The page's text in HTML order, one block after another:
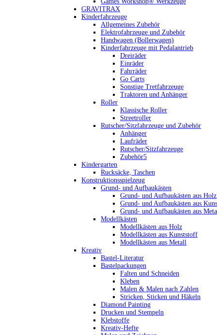
GRAVITRAX
Kinderfahrzeuge
Allgemeines Zubehör
Elektrofahrzeuge und Zubehör
Handwagen (Bollerwagen)
Kinderfahrzeuge mit Pedalantrieb
Dreiräder
Einräder
Fahrräder
Go Carts
Sonstige Tretfahrzeuge
Traktoren und Anhänger
Roller
Klassische Roller
Streetroller
Rutscher/Sitzfahrzeuge und Zubehör
Anhänger
Laufräder
Rutscher/Sitzfahrzeuge
Zubehör5
Kindergarten
Rucksäcke, Taschen
Konstruktionsspielzeug
Grund- und Aufbaukästen
Grund- und Aufbaukästen aus Holz
Grund- und Aufbaukästen aus
Grund- und Aufbaukästen aus
Modellkästen
Modellkästen aus Holz
Modellkästen aus Kunststoff
Modellkästen aus Metall
Kreativ
Bastel-Literatur
Bastelpackungen
Falten und Schneiden
Kleben
Malen & Malen nach Zahlen
Stricken, Sticken und Häkeln
Diamond Painting
Drucken und Stempeln
Klebstoffe
Kreativ-Hefte